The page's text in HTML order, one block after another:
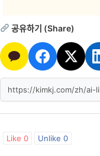
공유하기 (Share)
Like 0 Unlike 0